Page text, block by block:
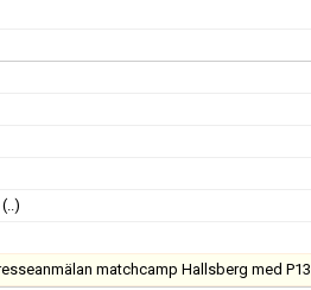
(..)
matchcamp Hallsberg med P13